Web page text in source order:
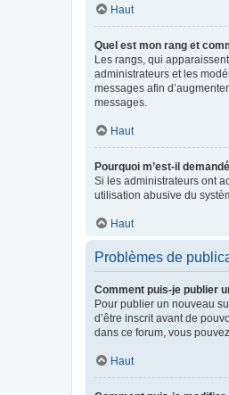
Haut
Quel est mon rang et
Les rangs, qui
administrateurs et les
messages afin
messages.
Haut
Pourquoi m’est-il
Si les administrateurs ont
utilisation abusive du
Haut
Problèmes de
Comment puis-je publier
Pour publier un nouveau
d’être inscrit avant de
dans ce forum, vous
Haut